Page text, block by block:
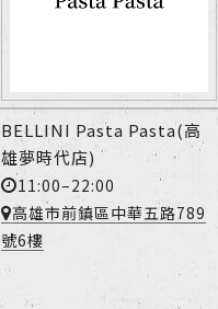
BELLINI Pasta Pasta(高
雄夢時代店)
11:00–22:00
高雄市前鎮區中華五路789
號6樓